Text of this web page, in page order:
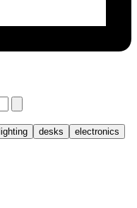
lighting desks electronics